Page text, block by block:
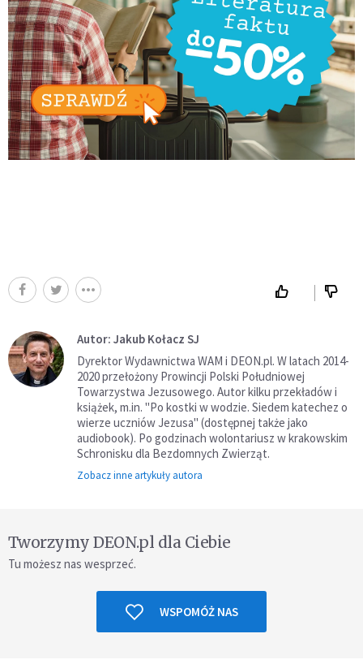
Autor: Jakub Kołacz SJ
Dyrektor Wydawnictwa WAM i DEON.pl. W latach 2014-
2020 przełożony Prowincji Polski Południowej
Towarzystwa Jezusowego. Autor kilku przekładów i
książek, m.in. "Po kostki w wodzie. Siedem katechez o
wierze uczniów Jezusa" (dostępnej także jako
audiobook). Po godzinach wolontariusz w krakowskim
Schronisku dla Bezdomnych Zwierząt.
Zobacz inne artykuły autora
Tworzymy DEON.pl dla Ciebie
Tu możesz nas wesprzeć.
WSPOMÓŻ NAS